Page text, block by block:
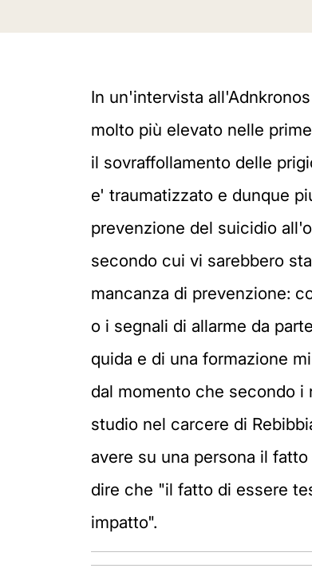
In un'intervista
molto più elevato nelle
il sovraffollamento delle
e' traumatizzato e dunque
prevenzione del suicidio
secondo cui vi sarebbero
mancanza di prevenzione:
o i segnali di allarme da
quida e di una formazione
dal momento che secondo i
studio nel carcere di
avere su una persona il
dire che "il fatto di essere
impatto".